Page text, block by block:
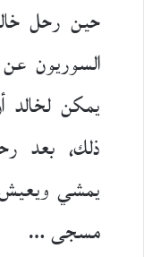
حين رحل
السوريون
يمكن
ذلك، بعد
يمشي
مسجى …